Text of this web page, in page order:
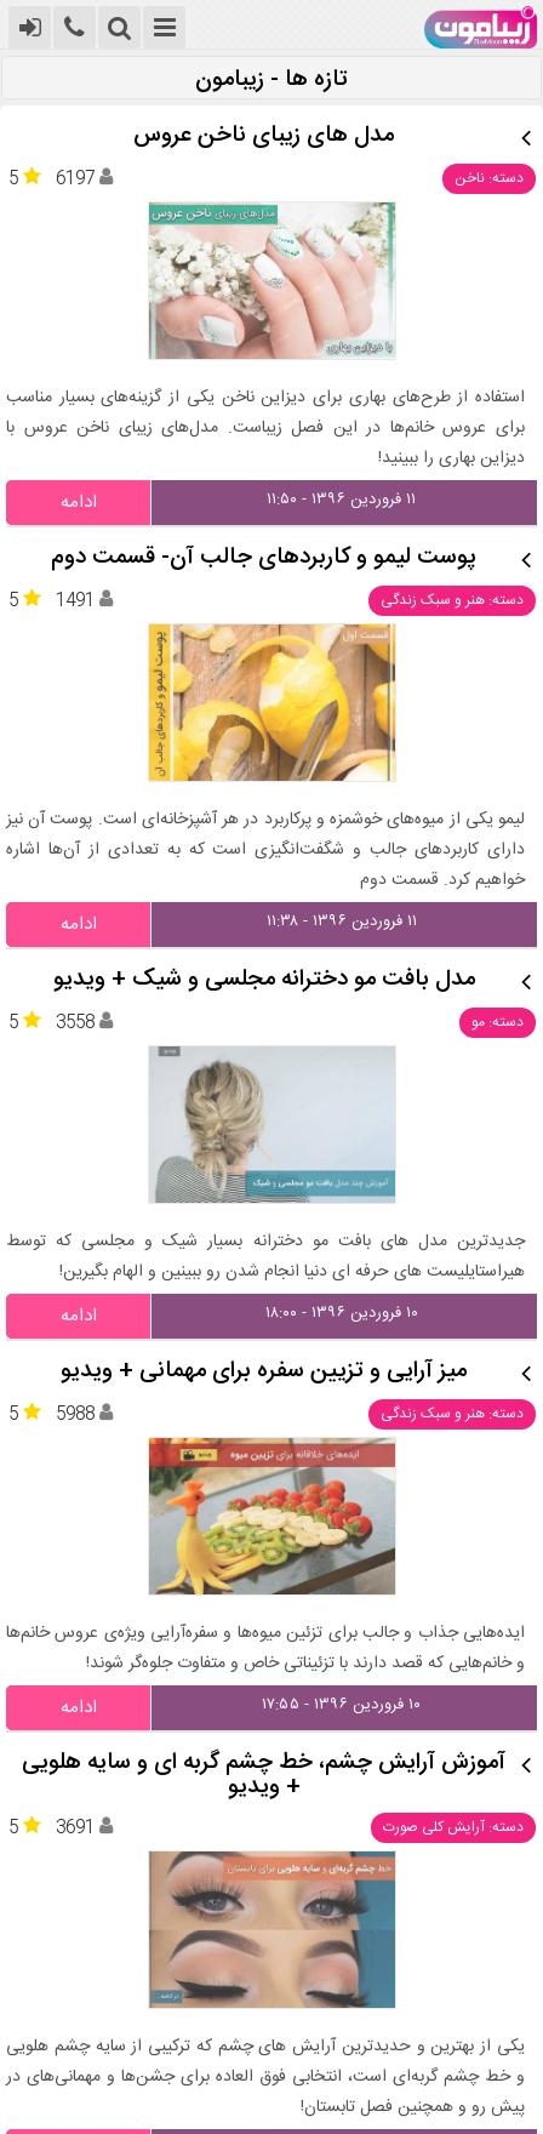
تازه ها - زیبامون
مدل های زیبای ناخن عروس
دسته: ناخن 5 6197
استفاده از طرح‌های بهاری برای دیزاین ناخن یکی از گزینه‌های بسیار مناسب
برای عروس خانم‌ها در این فصل زیباست. مدل‌های زیبای ناخن عروس با
دیزاین بهاری را ببینید!
۱۱ فروردین ۱۳۹۶ - ۱۱:۵۰ ادامه
پوست لیمو و کاربردهای جالب آن- قسمت دوم
دسته: هنر و سبک زندگی 5 1491
لیمو یکی از میوه‌های خوشمزه و پرکاربرد در هر آشپزخانه‌ای است. پوست آن نیز
دارای کاربردهای جالب و شگفت‌انگیزی است که به تعدادی از آن‌ها اشاره
خواهیم کرد. قسمت دوم
۱۱ فروردین ۱۳۹۶ - ۱۱:۳۸ ادامه
مدل بافت مو دخترانه مجلسی و شیک + ویدیو
دسته: مو 5 3558
جدیدترین مدل های بافت مو دخترانه بسیار شیک و مجلسی که توسط
هیراستایلیست های حرفه ای دنیا انجام شدن رو ببینین و الهام بگیرین!
۱۰ فروردین ۱۳۹۶ - ۱۸:۰۰ ادامه
میز آرایی و تزیین سفره برای مهمانی + ویدیو
دسته: هنر و سبک زندگی 5 5988
ایده‌هایی جذاب و جالب برای تزئین میوه‌ها و سفره‌آرایی ویژه‌ی عروس خانم‌ها
و خانم‌هایی که قصد دارند با تزئیناتی خاص و متفاوت جلوه‌گر شوند!
۱۰ فروردین ۱۳۹۶ - ۱۷:۵۵ ادامه
آموزش آرایش چشم، خط چشم گربه ای و سایه هلویی
+ ویدیو
دسته: آرایش کلی صورت 5 3691
یکی از بهترین و حدیدترین آرایش های چشم که ترکیبی از سایه چشم هلویی
و خط چشم گربه‌ای است، انتخابی فوق العاده برای جشن‌ها و مهمانی‌های در
پیش رو و همچنین فصل تابستان!